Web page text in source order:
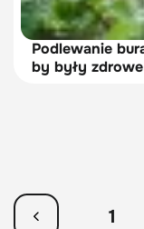
Podlewanie
by były
1